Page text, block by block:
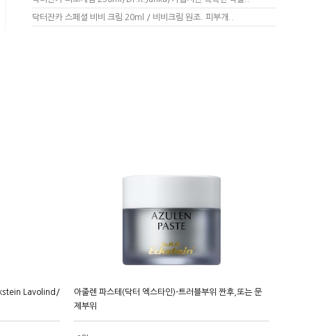
닥터잔카 스페셜 비비 크림 20ml / 비비크림 원조. 피부개..
Lavolind/
아줄렌 파스테(닥터 엑스타인)-트러블부위 짠후,또는 문
제부위